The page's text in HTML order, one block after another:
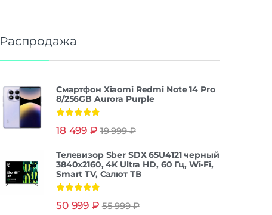
Распродажа
Смартфон Xiaomi Redmi Note 14 Pro
8/256GB Aurora Purple
из 5
18 499 ₽ 19 999₽
Телевизор Sber SDX 65U4121 черный
3840x2160, 4K Ultra HD, 60 Гц, Wi-Fi,
Smart TV, Салют ТВ
из 5
50 999 ₽ 55 999₽